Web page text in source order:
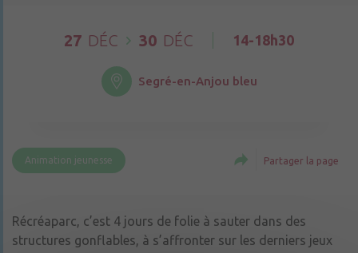
27 DÉC 30 DÉC 14-18h30
Segré-en-Anjou bleu
Animation jeunesse Partager la page
Récréaparc, c’est 4 jours de folie à sauter dans des
structures gonflables, à s’affronter sur les derniers jeux